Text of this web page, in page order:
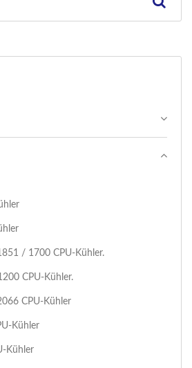
/ 1700 CPU-Kühler.
CPU-Kühler.
CPU-Kühler
Kühler
Kühler